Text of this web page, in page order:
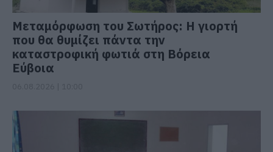
Μεταμόρφωση του Σωτήρος: Η γιορτή
που θα θυμίζει πάντα την
καταστροφική φωτιά στη Βόρεια
Εύβοια